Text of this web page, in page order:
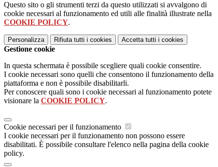
Questo sito o gli strumenti terzi da questo utilizzati si avvalgono di
cookie necessari al funzionamento ed utili alle finalità illustrate nella
COOKIE POLICY.
Personalizza Rifiuta tutti i cookies Accetta tutti i cookies
Gestione cookie
In questa schermata è possibile scegliere quali cookie consentire.
I cookie necessari sono quelli che consentono il funzionamento della
piattaforma e non è possibile disabilitarli.
Per conoscere quali sono i cookie necessari al funzionamento potete
visionare la COOKIE POLICY.
Cookie necessari per il funzionamento
I cookie necessari per il funzionamento non possono essere
disabilitati. È possibile consultare l'elenco nella pagina della cookie
policy.